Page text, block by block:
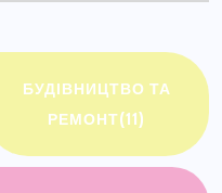
БУДІВНИЦТВО ТА
РЕМОНТ(11)